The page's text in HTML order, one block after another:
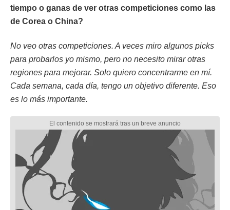
tiempo o ganas de ver otras competiciones como las
de Corea o China?
No veo otras competiciones. A veces miro algunos picks
para probarlos yo mismo, pero no necesito mirar otras
regiones para mejorar. Solo quiero concentrarme en mí.
Cada semana, cada día, tengo un objetivo diferente. Eso
es lo más importante.